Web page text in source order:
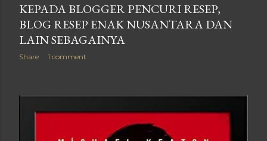
KEPADA BLOGGER PENCURI RESEP,
BLOG RESEP ENAK NUSANTARA DAN
LAIN SEBAGAINYA
Share 1 comment